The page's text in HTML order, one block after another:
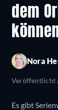
dem
Nora
Veröffentlicht
Es gibt